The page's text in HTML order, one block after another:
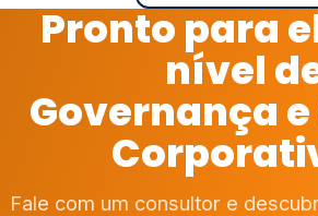
Pronto para
nível
Governança
Fale com um consultor e